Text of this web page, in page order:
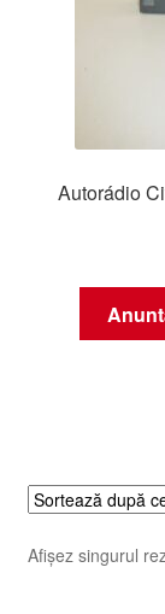
Autorádio
Afișez singurul